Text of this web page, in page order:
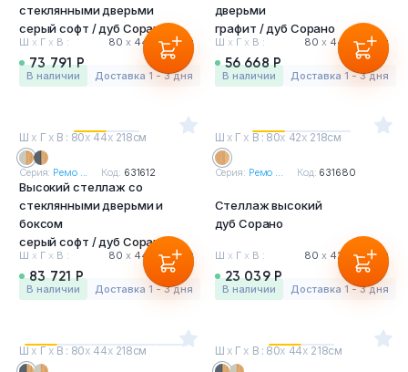
стеклянными дверьми
серый софт / дуб Сорано
Ш х Г х В : 80 х44 218 см
73 791 Р
в наличии Доставка 1 - 3 дня
дверьми
графит / дуб Сорано
Ш х Г х В : 80 х 44 147 см
56 668 Р
в наличии Доставка 1 - 3 дня
Ш х Г х В : 80х 44х 218см
Серия: Ремо ... Код: 631612
Высокий стеллаж со
стеклянными дверьми и
боксом
серый софт / дуб Сорано
Ш х Г х В : 80 х44 218 см
83 721 Р
в наличии Доставка 1 - 3 дня
Ш х Г х В : 80х 42х 218см
Серия: Ремо ... Код: 631680
Стеллаж высокий
дуб Сорано
Ш х Г х В : 80 х 42 218 см
23 039 Р
в наличии Доставка 1 - 3 дня
Ш х Г х В : 80х 44х 218см Ш х Г х В : 80х 44х 218см